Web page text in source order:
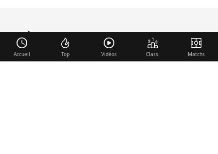
foot-anglais.com
Accueil Top Vidéos Class. Matchs